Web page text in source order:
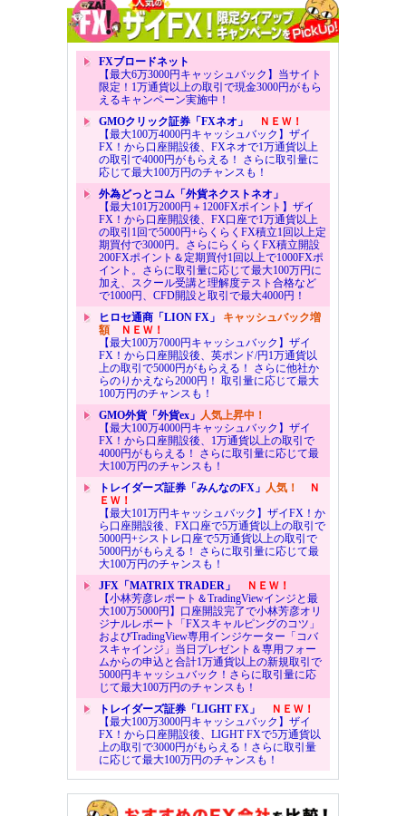
FXブロードネット
【最大6万3000円キャッシュバック】当サイト
限定！1万通貨以上の取引で現金3000円がもら
えるキャンペーン実施中！
GMOクリック証券「FXネオ」
ＮＥＷ！
【最大100万4000円キャッシュバック】ザイ
FX！から口座開設後、FXネオで1万通貨以上
の取引で4000円がもらえる！ さらに取引量に
応じて最大100万円のチャンスも！
外為どっとコム「外貨ネクストネオ」
【最大101万2000円＋1200FXポイント】ザイ
FX！から口座開設後、FX口座で1万通貨以上
の取引1回で5000円+らくらくFX積立1回以上定
期買付で3000円。さらにらくらくFX積立開設
200FXポイント＆定期買付1回以上で1000FXポ
イント。さらに取引量に応じて最大100万円に
加え、スクール受講と理解度テスト合格など
で1000円、CFD開設と取引で最大4000円！
ヒロセ通商「LION FX」 キャッシュバック増
額ＮＥＷ！
【最大100万7000円キャッシュバック】ザイ
FX！から口座開設後、英ポンド/円1万通貨以
上の取引で5000円がもらえる！ さらに他社か
らのりかえなら2000円！ 取引量に応じて最大
100万円のチャンスも！
GMO外貨「外貨ex」 人気上昇中！
【最大100万4000円キャッシュバック】ザイ
FX！から口座開設後、1万通貨以上の取引で
4000円がもらえる！ さらに取引量に応じて最
大100万円のチャンスも！
トレイダーズ証券「みんなのFX」 人気！
Ｎ
ＥＷ！
【最大101万円キャッシュバック】ザイFX！か
ら口座開設後、FX口座で5万通貨以上の取引で
5000円+シストレ口座で5万通貨以上の取引で
5000円がもらえる！ さらに取引量に応じて最
大100万円のチャンスも！
JFX「MATRIX TRADER」
ＮＥＷ！
【小林芳彦レポート＆TradingViewインジと最
大100万5000円】口座開設完了で小林芳彦オリ
ジナルレポート「FXスキャルピングのコツ」
およびTradingView専用インジケーター「コバ
スキャインジ」当日プレゼント＆専用フォー
ムからの申込と合計1万通貨以上の新規取引で
5000円キャッシュバック！さらに取引量に応
じて最大100万円のチャンスも！
トレイダーズ証券「LIGHT FX」
ＮＥＷ！
【最大100万3000円キャッシュバック】ザイ
FX！から口座開設後、LIGHT FXで5万通貨以
上の取引で3000円がもらえる！さらに取引量
に応じて最大100万円のチャンスも！